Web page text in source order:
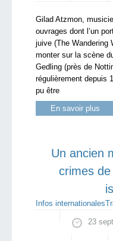
Gilad Atzmon,
ouvrages dont l’un
juive (The Wandering
monter sur la scène
Gedling (près de
régulièrement depuis
pu être
En savoir plus
Un ancien
crimes de
Infos internationales
23